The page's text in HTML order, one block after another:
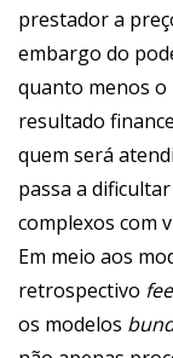
prestador a
embargo do
quanto menos
resultado
quem será
passa a
complexos com
Em meio aos
retrospectivo
os modelos